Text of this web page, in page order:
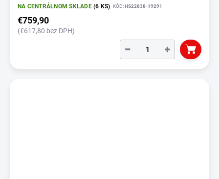
NA CENTRÁLNOM SKLADE(6 KS) KÓD:HS22838-19291
€759,90
(€617,80 bez DPH)
+
−